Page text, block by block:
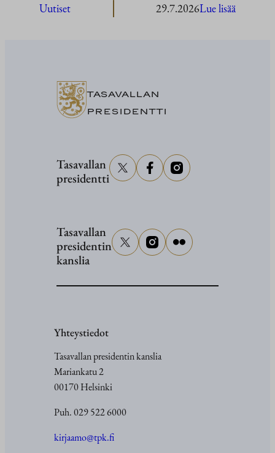
Uutiset 29.7.2026Lue lisää
TASAVALLAN
PRESIDENTTI
Tasavallan
presidentti
Tasavallan
presidentin
kanslia
Yhteystiedot
Tasavallan presidentin kanslia
Mariankatu 2
00170 Helsinki
Puh. 029 522 6000
kirjaamo@tpk.fi